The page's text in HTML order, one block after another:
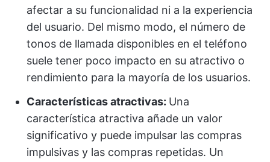
afectar a su funcionalidad ni a la experiencia
del usuario. Del mismo modo, el número de
tonos de llamada disponibles en el teléfono
suele tener poco impacto en su atractivo o
rendimiento para la mayoría de los usuarios.
Características atractivas: Una
característica atractiva añade un valor
significativo y puede impulsar las compras
impulsivas y las compras repetidas. Un